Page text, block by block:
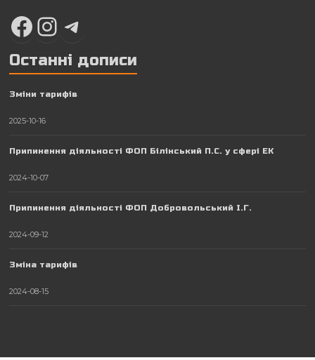
Facebook
Instagram
Telegram
Останні дописи
Зміни тарифів
2025-10-16
Припинення діяльності ФОП Білінський П.С. у сфері ЕК
2024-10-07
Припинення діяльності ФОП Добровольський І.Г.
2024-09-12
Зміна тарифів
2024-08-15